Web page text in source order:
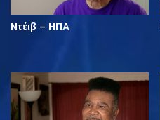
Ντέιβ – ΗΠΑ